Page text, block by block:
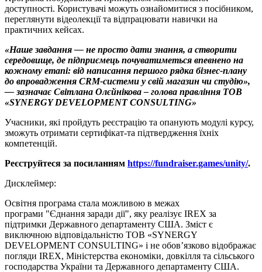
доступності. Користувачі можуть ознайомитися з посібником,
переглянути відеолекції та відпрацювати навички на
практичних кейсах.
«Наше завдання — не просто дати знання, а створити
середовище, де підприємець почуватиметься впевнено на
кожному етапі: від написання першого рядка бізнес-плану
до впровадження CRM-системи у свій магазин чи студію»,
— зазначає Світлана Олєйнікова – голова правління ТОВ
«SYNERGY DEVELOPMENT CONSULTING»
Учасники, які пройдуть реєстрацію та опанують модулі курсу,
зможуть отримати сертифікат-та підтвердження їхніх
компетенцій.
Реєструйтеся за посиланням https://fundraiser.games/unity/.
Дисклеймер:
Освітня програма стала можливою в межах
програми "Єднання заради дії", яку реалізує IREX за
підтримки Державного департаменту США. Зміст є
виключною відповідальністю ТОВ «SYNERGY
DEVELOPMENT CONSULTING» і не обов’язково відображає
погляди IREX, Міністерства економіки, довкілля та сільського
господарства України та Державного департаменту США.